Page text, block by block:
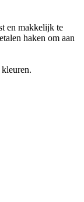
en makkelijk te
haken om aan